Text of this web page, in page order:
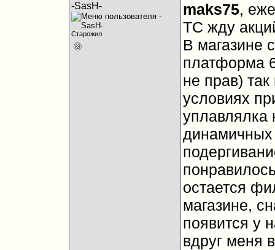
-SasH-
Старожил
maks75,
ТС жду
В магазине
платформа
не прав)
условиях
уплавлялка
динамичных
остается
магазине,
появится у
вдруг меня